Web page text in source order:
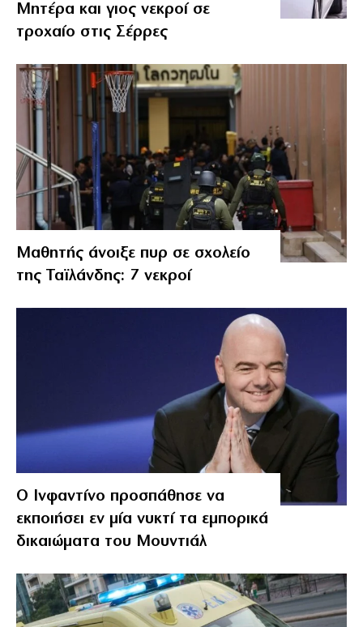
Μητέρα και γιος νεκροί σε
τροχαίο στις Σέρρες
Μαθητής άνοιξε πυρ σε σχολείο
της Ταϊλάνδης: 7 νεκροί
Ο Ινφαντίνο προσπάθησε να
εκποιήσει εν μία νυκτί τα εμπορικά
δικαιώματα του Μουντιάλ